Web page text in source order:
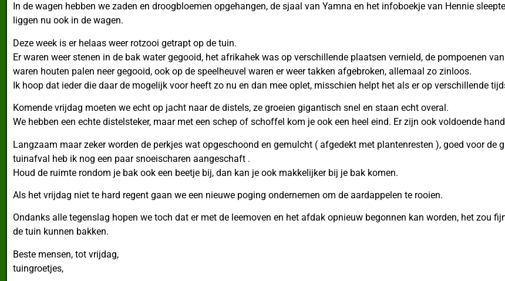
In de wagen hebben we zaden en droogbloemen opgehangen, de sjaal van Yamna en het infoboekje van Hennie
liggen nu ook in de wagen.
Deze week is er helaas weer rotzooi getrapt op de tuin.
Er waren weer stenen in de bak water gegooid, het afrikahek was op verschillende plaatsen vernield, de pompoenen
waren houten palen neer gegooid, ook op de speelheuvel waren er weer takken afgebroken, allemaal zo zinloos.
Ik hoop dat ieder die daar de mogelijk voor heeft zo nu en dan mee oplet, misschien helpt het als er op verschillende
Komende vrijdag moeten we echt op jacht naar de distels, ze groeien gigantisch snel en staan echt overal.
We hebben een echte distelsteker, maar met een schep of schoffel kom je ook een heel eind. Er zijn ook voldoende
Langzaam maar zeker worden de perkjes wat opgeschoond en gemulcht ( afgedekt met plantenresten ), goed voor de
tuinafval heb ik nog een paar snoeischaren aangeschaft .
Houd de ruimte rondom je bak ook een beetje bij, dan kan je ook makkelijker bij je bak komen.
Als het vrijdag niet te hard regent gaan we een nieuwe poging ondernemen om de aardappelen te rooien.
Ondanks alle tegenslag hopen we toch dat er met de leemoven en het afdak opnieuw begonnen kan worden, het zou
de tuin kunnen bakken.
Beste mensen, tot vrijdag,
tuingroetjes,